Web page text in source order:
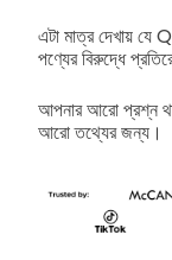
এটা মাত্র দেখায় যে
পণ্যের বিরুদ্ধে
আপনার আরো প্রশ্ন
আরো তথ্যের জন্য।